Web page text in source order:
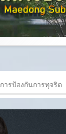
การป้องกันการทุจริต